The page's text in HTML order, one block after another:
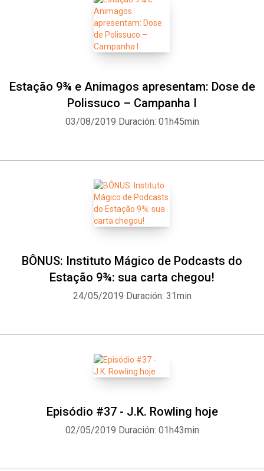
Estação 9¾ e Animagos apresentam: Dose de
Polissuco – Campanha I
03/08/2019 Duración: 01h45min
BÔNUS: Instituto Mágico de Podcasts do
Estação 9¾: sua carta chegou!
24/05/2019 Duración: 31min
Episódio #37 - J.K. Rowling hoje
02/05/2019 Duración: 01h43min